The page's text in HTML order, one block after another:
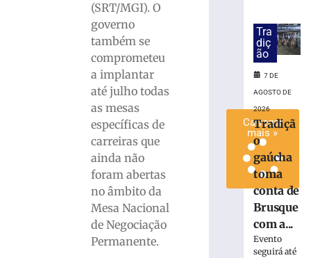
(SRT/MGI). O
governo
também se
comprometeu
a implantar
até julho todas
as mesas
específicas de
carreiras que
ainda não
foram abertas
no âmbito da
Mesa Nacional
de Negociação
Permanente.
Carregar
mais »
Tra
diç
ão
7 DE
AGOSTO DE
2026
Tradiçã
o
gaúcha
toma
conta de
Brusque
com a...
Evento
seguirá até